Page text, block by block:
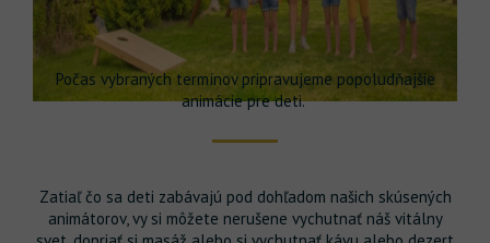
Počas vybraných termínov pripravujeme popoludňajšie
animácie pre deti.
Zatiaľ čo sa deti zabávajú pod dohľadom našich skúsených
animátorov, vy si môžete nerušene vychutnať náš vitálny